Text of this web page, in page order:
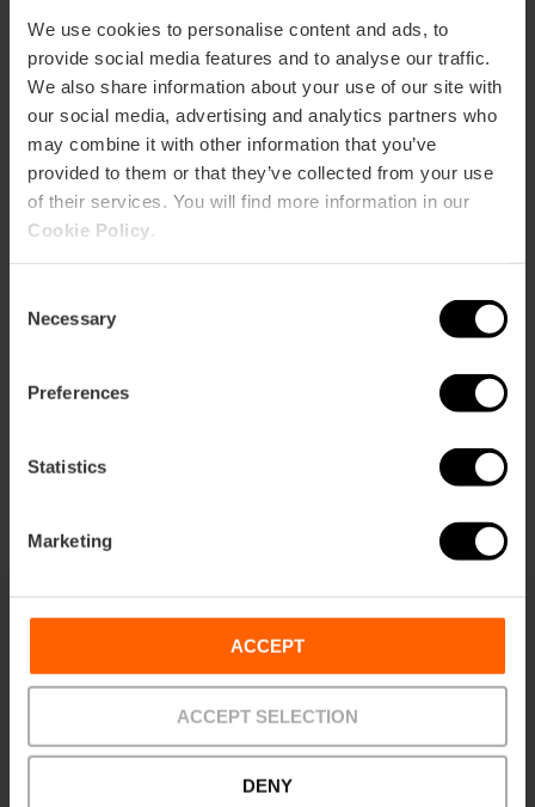
We use cookies to personalise content and ads, to
provide social media features and to analyse our traffic.
We also share information about your use of our site with
our social media, advertising and analytics partners who
may combine it with other information that you’ve
provided to them or that they’ve collected from your use
of their services. You will find more information in our
Cookie Policy
Selection
Necessary
Preferences
Statistics
Marketing
ACCEPT
ACCEPT SELECTION
DENY
Bekijk kaart
Routebeschrijving
Dit vind je misschien ook leuk